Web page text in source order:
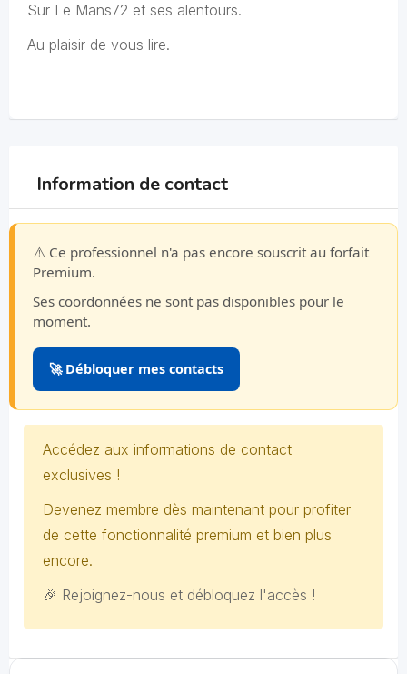
Sur Le Mans72 et ses alentours.
Au plaisir de vous lire.
Information de contact
⚠️ Ce professionnel n'a pas encore souscrit au forfait
Premium.
Ses coordonnées ne sont pas disponibles pour le
moment.
🚀 Débloquer mes contacts
Accédez aux informations de contact
exclusives !
Devenez membre dès maintenant pour profiter
de cette fonctionnalité premium et bien plus
encore.
🎉 Rejoignez-nous et débloquez l'accès !